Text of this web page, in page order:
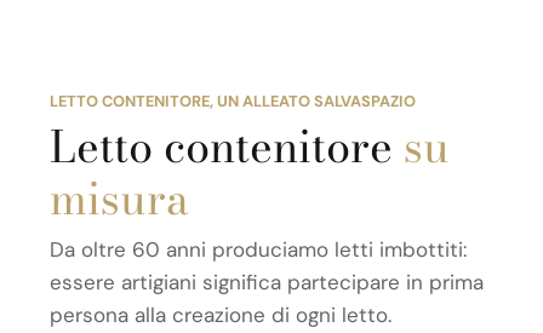
LETTO CONTENITORE, UN ALLEATO SALVASPAZIO
Letto contenitore su
misura
Da oltre 60 anni produciamo letti imbottiti:
essere artigiani significa partecipare in prima
persona alla creazione di ogni letto.